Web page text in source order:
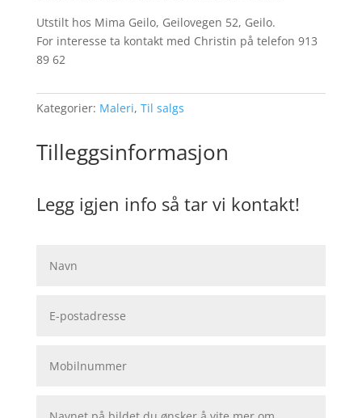
Utstilt hos Mima Geilo, Geilovegen 52, Geilo.
For interesse ta kontakt med Christin på telefon 913
89 62
Kategorier: Maleri, Til salgs
Tilleggsinformasjon
Legg igjen info så tar vi kontakt!